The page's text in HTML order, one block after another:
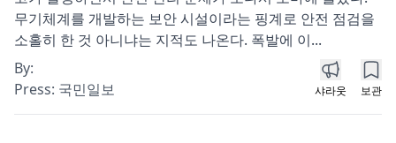
무기체계를 개발하는 보안 시설이라는 핑계로 안전 점검을
소홀히 한 것 아니냐는 지적도 나온다. 폭발에 이...
By:
Press: 국민일보 샤라웃 보관